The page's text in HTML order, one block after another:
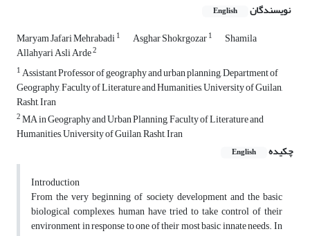
نویسندگان English
Maryam Jafari Mehrabadi1 Asghar Shokrgozar1 Shamila
Allahyari Asli Arde2
1Assistant Professor of geography and urban planning, Department of
Geography, Faculty of Literature and Humanities, University of Guilan,
Rasht, Iran
2MA in Geography and Urban Planning, Faculty of Literature and
Humanities, University of Guilan, Rasht, Iran
چکیده
English
Introduction
From the very beginning of society development and the basic
biological complexes, human have tried to take control of their
environment in response to one of their most basic innate needs. In